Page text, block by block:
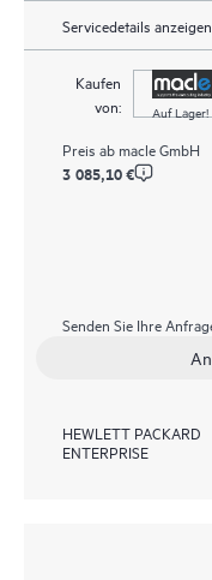
Servicedetails anzeigen
Kaufen
von:
Auf Lager!
Preis ab macle GmbH
3 085,10 €
Senden Sie Ihre
HEWLETT PACKARD
ENTERPRISE